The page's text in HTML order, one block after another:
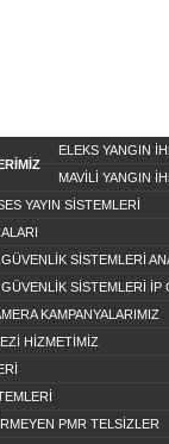
ELEKS YANGIN
MAVİLİ YANGIN
YAYIN SİSTEMLERİ
SİSTEMLERİ
SİSTEMLERİ İP
KAMPANYALARIMIZ
HİZMETİMİZ
PMR TELSİZLER